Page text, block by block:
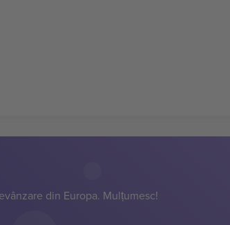
din Europa. Mulțumesc!